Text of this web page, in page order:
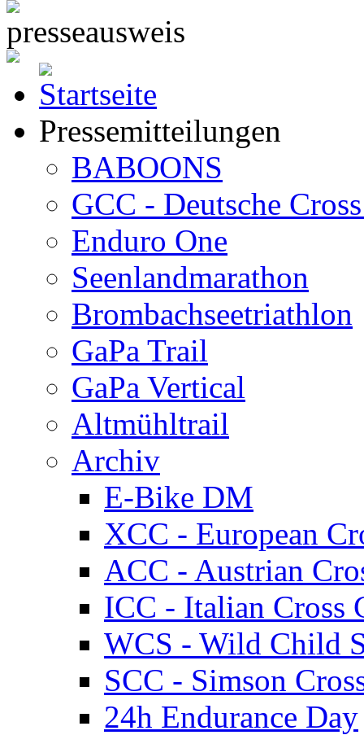
Pressemitteilungen
BABOONS
GCC - Deutsche
Enduro One
Seenlandmarathon
Brombachseetriathlon
GaPa Trail
GaPa Vertical
Altmühltrail
Archiv
E-Bike DM
XCC - European
ACC - Austrian
ICC - Italian Cross
WCS - Wild Child
SCC - Simson
24h Endurance Day